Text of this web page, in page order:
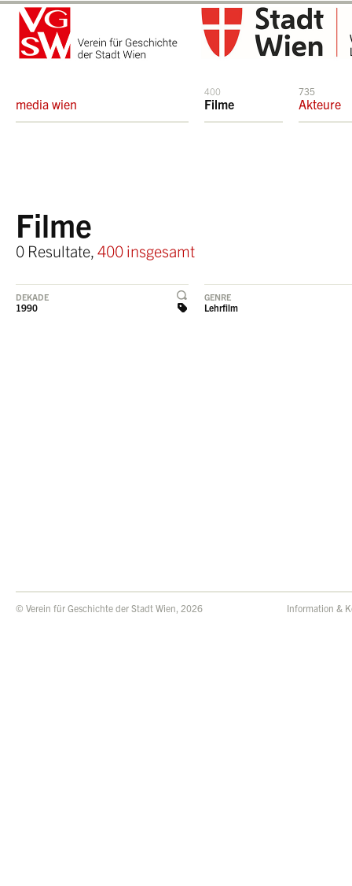
media wien
400
Filme
735
Akteure
Filme
0 Resultate, 400 insgesamt
DEKADE
1990
GENRE
Lehrfilm
© Verein für Geschichte der Stadt Wien, 2026 Information &